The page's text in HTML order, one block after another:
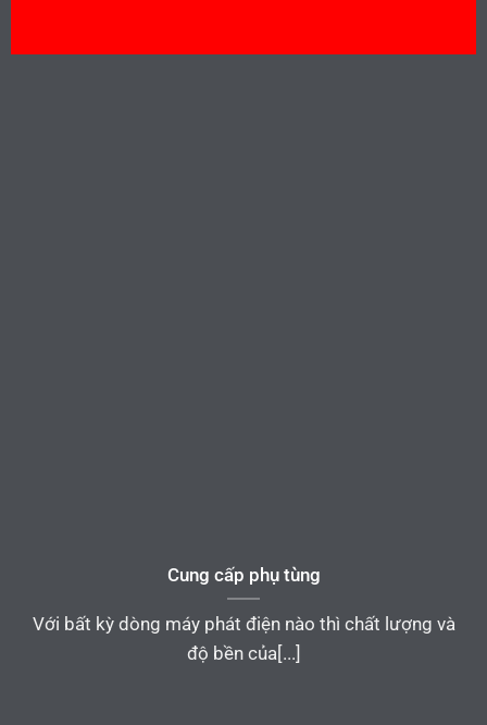
Cung cấp phụ tùng
Với bất kỳ dòng máy phát điện nào thì chất lượng và
độ bền của[...]